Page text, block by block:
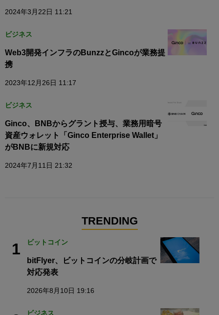
2024年3月22日 11:21
ビジネス
Web3開発インフラのBunzzとGincoが業務提
携
2023年12月26日 11:17
ビジネス
Ginco、BNBからグラント授与、業務用暗号
資産ウォレット「Ginco Enterprise Wallet」
がBNBに新規対応
2024年7月11日 21:32
TRENDING
1 ビットコイン
bitFlyer、ビットコインの分岐計画で
対応発表
2026年8月10日 19:16
ビジネス